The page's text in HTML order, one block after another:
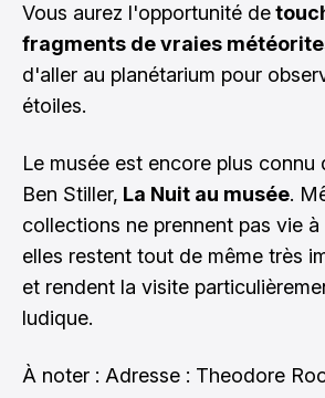
Vous aurez l'opportunité de
fragments de vraies
d'aller au planétarium pour
étoiles.
Le musée est encore plus connu
Ben Stiller, La Nuit au musée.
collections ne prennent pas vie
elles restent tout de même très
et rendent la visite
ludique.
À noter : Adresse : Theodore